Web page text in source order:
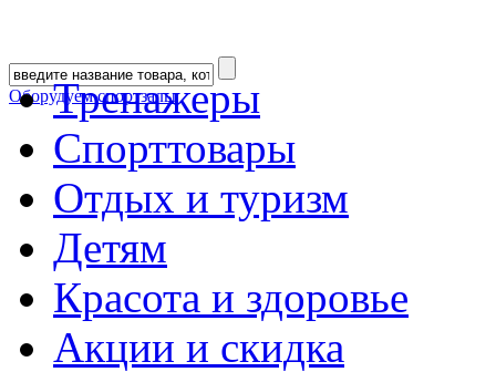
Оборудуем спортзалы
Тренажеры
Спорттовары
Отдых и туризм
Детям
Красота и здоровье
Акции и скидка